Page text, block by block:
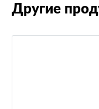
Другие